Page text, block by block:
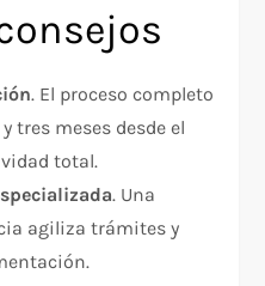
. El proceso completo
tres meses desde el
total.
. Una
agiliza trámites y